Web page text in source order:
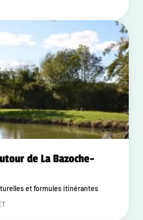
de La Bazoche-
et formules itinérantes